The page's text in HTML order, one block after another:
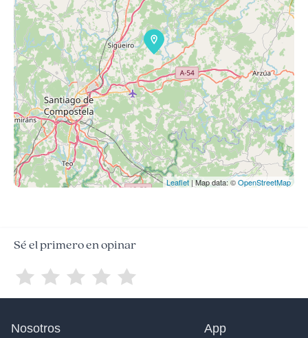
Leaflet | Map data: ©OpenStreetMap
Sé el primero en opinar
Nosotros App